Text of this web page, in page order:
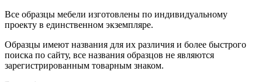
Все образцы мебели изготовлены по индивидуальному
проекту в единственном экземпляре.
Образцы имеют названия для их различия и более быстрого
поиска по сайту, все названия образцов не являются
зарегистрированным товарным знаком.